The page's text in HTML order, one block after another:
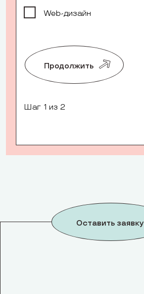
Web-дизайн
Продолжить
Шаг 1 из 2
Оставить заявку